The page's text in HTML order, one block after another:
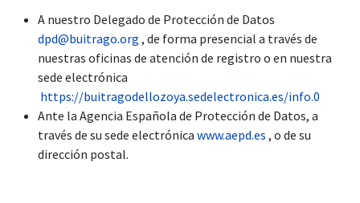
A nuestro Delegado de Protección de Datos
dpd@buitrago.org , de forma presencial a través de
nuestras oficinas de atención de registro o en nuestra
sede electrónica
https://buitragodellozoya.sedelectronica.es/info.0
Ante la Agencia Española de Protección de Datos, a
través de su sede electrónica www.aepd.es , o de su
dirección postal.